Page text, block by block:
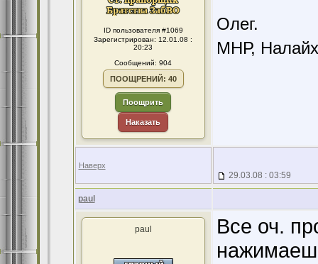
ID пользователя #1069
Зарегистрирован: 12.01.08 :
20:23
Сообщений: 904
ПООЩРЕНИЙ: 40
Поощрить
Наказать
Олег.
МНР,
Наверх
29.03.08 : 03:59
paul
paul
Все оч.